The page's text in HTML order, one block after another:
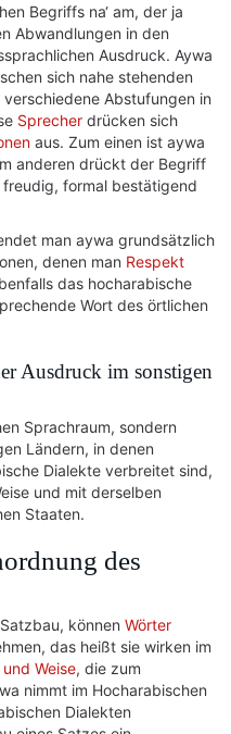
Begriffs na‘ am, der ja
Abwandlungen in den
Ausdruck. Aywa
sich nahe stehenden
Abstufungen in
Sprecher drücken sich
aus. Zum einen ist aywa
anderen drückt der Begriff
formal bestätigend
man aywa grundsätzlich
denen man Respekt
das hocharabische
Wort des örtlichen
Ausdruck im sonstigen
Sprachraum, sondern
Ländern, in denen
Dialekte verbreitet sind,
und mit derselben
Staaten.
des
können Wörter
das heißt sie wirken im
Weise, die zum
nimmt im Hocharabischen
Dialekten